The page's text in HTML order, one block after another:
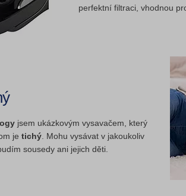
perfektní filtraci, vhodnou
jsem ukázkovým vysavačem, který
je tichý . Mohu vysávat v jakoukoliv
sousedy ani jejich děti.